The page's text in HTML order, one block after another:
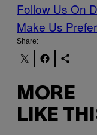
Follow Us On
Make Us
Share:
MORE
LIKE